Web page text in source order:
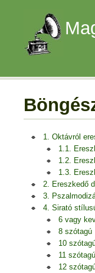
1. Oktávról
1.1.
1.2.
1.3.
2. Ereszkedő
3.
4. Sirató
6 vagy
8 szótagú
10
11 szótagú
12